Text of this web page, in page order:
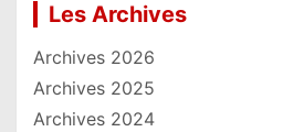
Les Archives
Archives 2026
Archives 2025
Archives 2024